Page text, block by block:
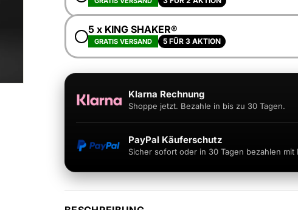
5 x KING SHAKER®
GRATIS VERSAND 5 FÜR 3 AKTION
Klarna Rechnung
Shoppe jetzt. Bezahle in bis zu 30 Tagen.
PayPal Käuferschutz
Sicher sofort oder in 30 Tagen bezahlen mit